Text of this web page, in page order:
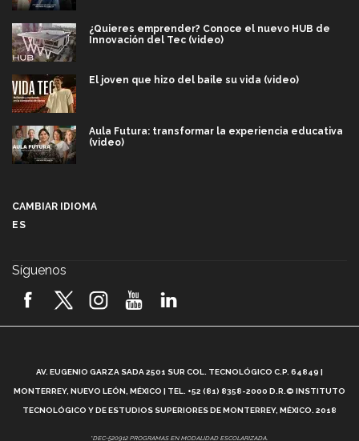
¿Quieres emprender? Conoce el nuevo HUB de
Innovación del Tec (video)
El joven que hizo del baile su vida (video)
Aula Futura: transformar la experiencia educativa
(video)
2026! (video)
¿Cómo es el Modelo Educativo Tec? (video)
Vida Tec: Feminismo e Inteligencia Artificial, Paola
CAMBIAR IDIOMA
ES
Síguenos
AV. EUGENIO GARZA SADA 2501 SUR COL. TECNOLÓGICO C.P. 64849 |
MONTERREY, NUEVO LEÓN, MÉXICO | TEL. +52 (81) 8358-2000 D.R.© INSTITUTO
TECNOLÓGICO Y DE ESTUDIOS SUPERIORES DE MONTERREY, MÉXICO. 2018
*DEC-520912 PROGRAMAS EN MODALIDAD ESCOLARIZADA.